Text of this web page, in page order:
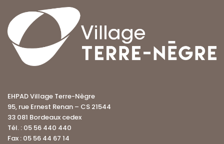
EHPAD Village Terre-Nègre
95, rue Ernest Renan – CS 21544
33 081 Bordeaux cedex
Tél. : 05 56 440 440
Fax : 05 56 44 67 14